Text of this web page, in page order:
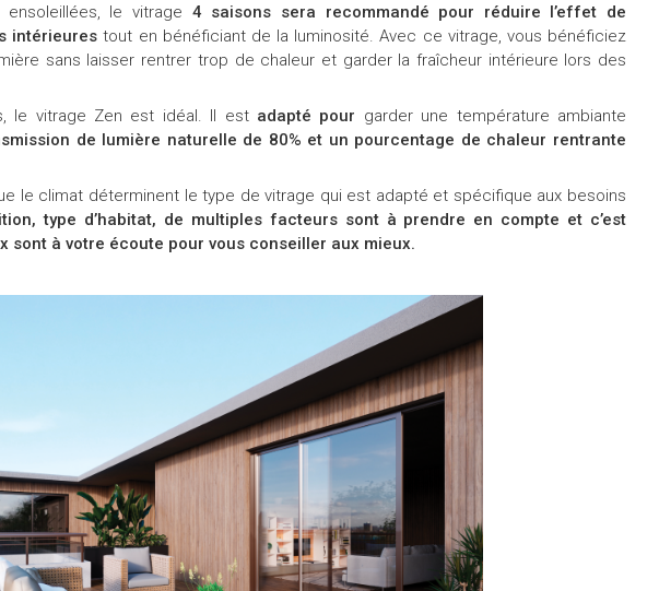
le vitrage 4 saisons sera recommandé pour réduire l’effet de
intérieurestout en bénéficiant de la luminosité. Avec ce vitrage, vous bénéficiez
sans laisser rentrer trop de chaleur et garder la fraîcheur intérieure lors des
le vitrage Zen est idéal. Il est adapté pour garder une température ambiante
de lumière naturelle de 80% et un pourcentage de chaleur rentrante
le climat déterminent le type de vitrage qui est adapté et spécifique aux besoins
type d’habitat, de multiples facteurs sont à prendre en compte et c’est
sont à votre écoute pour vous conseiller aux mieux.